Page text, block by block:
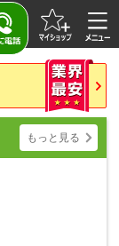
もっと見る